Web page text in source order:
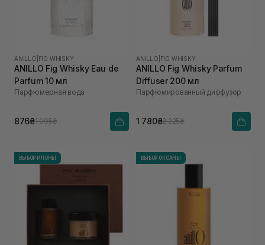
ANILLO FIG WHISKY
ANILLO Fig Whisky Eau de
Parfum 10 мл
Парфюмерная вода
876₴1 095₴
ANILLO FIG WHISKY
ANILLO Fig Whisky Parfum
Diffuser 200 мл
Парфюмированный диффузор
1 780₴2 225₴
ВЫБОР ИЛОНЫ ВЫБОР ОКСАНЫ